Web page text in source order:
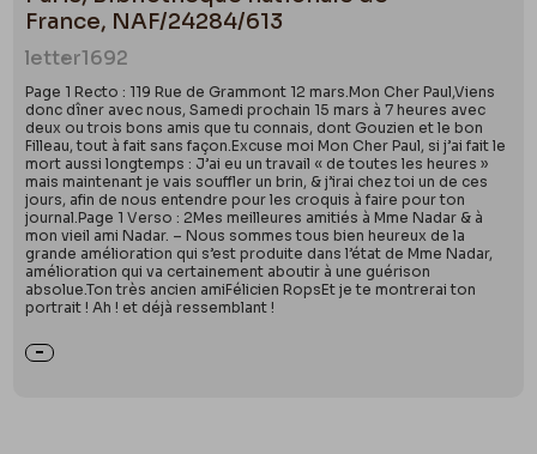
France, NAF/24284/613
letter1692
Page 1 Recto : 119 Rue de Grammont 12 mars.Mon Cher Paul,Viens
donc dîner avec nous, Samedi prochain 15 mars à 7 heures avec
deux ou trois bons amis que tu connais, dont Gouzien et le bon
Filleau, tout à fait sans façon.Excuse moi Mon Cher Paul, si j’ai fait le
mort aussi longtemps : J’ai eu un travail « de toutes les heures »
mais maintenant je vais souffler un brin, & j’irai chez toi un de ces
jours, afin de nous entendre pour les croquis à faire pour ton
journal.Page 1 Verso : 2Mes meilleures amitiés à Mme Nadar & à
mon vieil ami Nadar. – Nous sommes tous bien heureux de la
grande amélioration qui s’est produite dans l’état de Mme Nadar,
amélioration qui va certainement aboutir à une guérison
absolue.Ton très ancien amiFélicien RopsEt je te montrerai ton
portrait ! Ah ! et déjà ressemblant !